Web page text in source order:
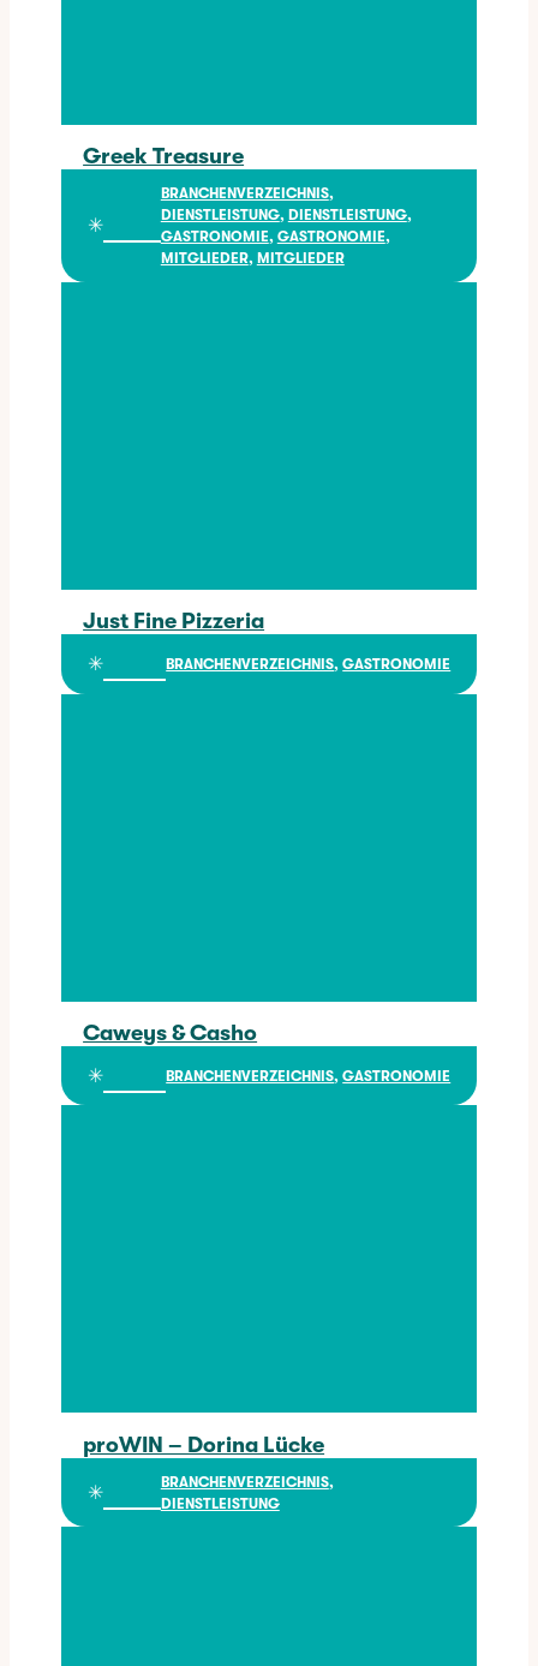
Greek Treasure Greek Treasure
✳︎
BRANCHENVERZEICHNIS ,
DIENSTLEISTUNG, DIENSTLEISTUNG ,
GASTRONOMIE, GASTRONOMIE ,
MITGLIEDER, MITGLIEDER
Just Fine Pizzeria
Just Fine Pizzeria
✳︎
BRANCHENVERZEICHNIS, GASTRONOMIE
Caweys & Casho
Caweys & Casho
✳︎
BRANCHENVERZEICHNIS, GASTRONOMIE
proWIN – Dorina Lücke
proWIN – Dorina Lücke
✳︎
BRANCHENVERZEICHNIS
DIENSTLEISTUNG